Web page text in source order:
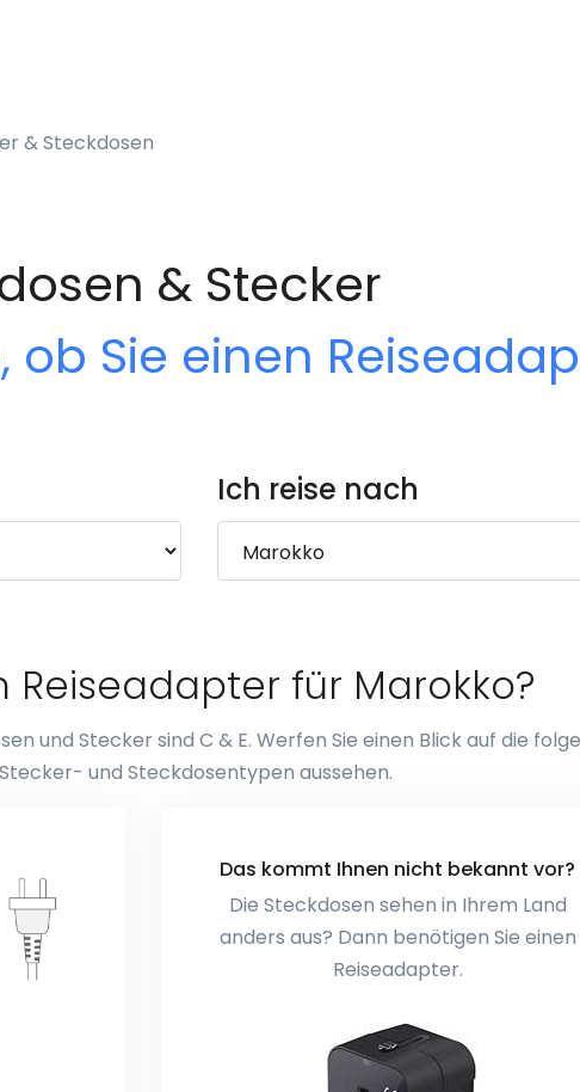
& Steckdosen
& Stecker
ob Sie einen
Ich reise nach
für Marokko?
und Stecker sind C & E. Werfen Sie einen Blick auf die
und Steckdosentypen aussehen.
Das kommt Ihnen nicht bekannt vor?
Die Steckdosen sehen in Ihrem Land
anders aus? Dann benötigen Sie einen
Reiseadapter.